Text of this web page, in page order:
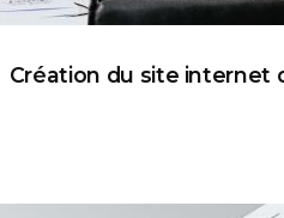
Création du site internet